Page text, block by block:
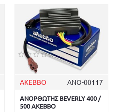
AKEBBO ΑΝΟ-00117
ΑΝΟΡΘΩΤΗΣ BEVERLY 400 /
500 AKEBBO